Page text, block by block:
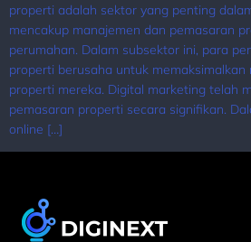
properti adalah sektor yang penting
mencakup manajemen dan pemasaran
perumahan. Dalam subsektor ini, para
properti berusaha untuk memaksimalkan
properti mereka. Digital marketing telah
pemasaran properti secara signifikan.
online […]